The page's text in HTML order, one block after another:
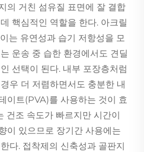
의 거친 섬유질 표면에 잘 결합
핵심적인 역할을 한다. 아크릴
는 유연성과 습기 저항성을 모
운송 중 습한 환경에서도 견딜
선택이 된다. 내부 포장층처럼
우 더 저렴하면서도 충분한 내
이트(PVA)를 사용하는 것이 효
건조 속도가 빠르지만 시간이
이 있으므로 장기간 사용에는
다. 접착제의 신축성과 골판지